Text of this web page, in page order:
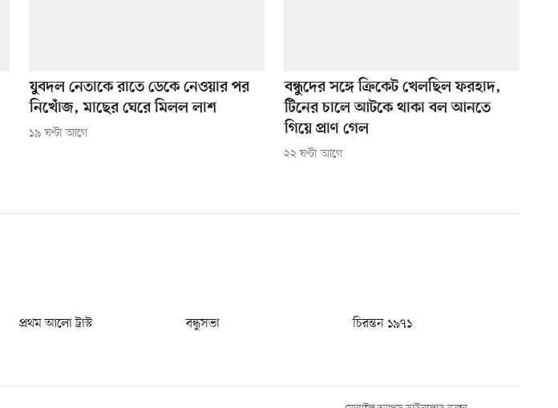
যুবদল নেতাকে রাতে ডেকে নেওয়ার পর
নিখোঁজ, মাছের ঘেরে মিলল লাশ
১৯ ঘণ্টা আগে
বন্ধুদের সঙ্গে ক্রিকেট খেলছিল ফরহাদ,
টিনের চালে আটকে থাকা বল আনতে
গিয়ে প্রাণ গেল
২২ ঘণ্টা আগে
প্রথম আলো ট্রাস্ট বন্ধুসভা
চিরন্তন ১৯৭১